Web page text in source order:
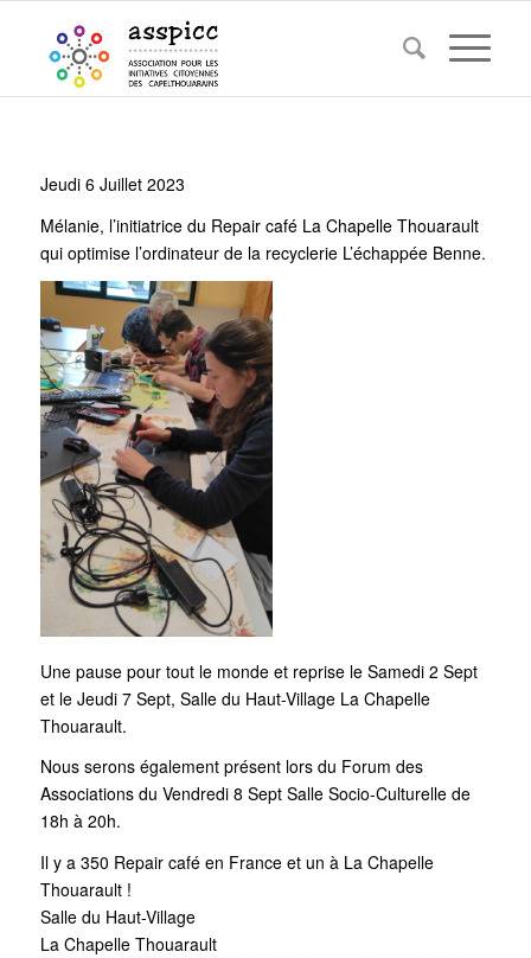
Jeudi 6 Juillet 2023
Mélanie, l’initiatrice du Repair café La Chapelle Thouarault
qui optimise l’ordinateur de la recyclerie L’échappée Benne.
Une pause pour tout le monde et reprise le Samedi 2 Sept
et le Jeudi 7 Sept, Salle du Haut-Village La Chapelle
Thouarault.
Nous serons également présent lors du Forum des
Associations du Vendredi 8 Sept Salle Socio-Culturelle de
18h à 20h.
Il y a 350 Repair café en France et un à La Chapelle
Thouarault !
Salle du Haut-Village
La Chapelle Thouarault